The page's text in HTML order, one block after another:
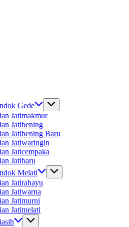
Gede
Jatimakmur
Jatibening
Jatibening Baru
Jatiwaringin
Jaticempaka
Jatibaru
Melati
Jatirahayu
Jatiwarna
Jatimurni
Jatimelati